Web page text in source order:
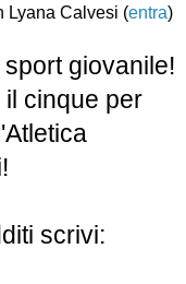
Lyana Calvesi (entra)
giovanile!
il cinque per
scrivi: